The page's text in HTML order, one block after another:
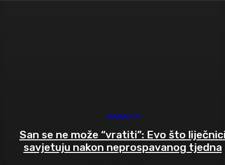
MAGAZIN
San se ne može “vratiti”: Evo što
savjetuju nakon neprospavanog tjedna